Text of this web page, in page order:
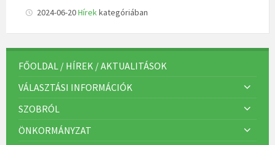
2024-06-20Hírekkategóriában
FŐOLDAL / HÍREK / AKTUALITÁSOK
VÁLASZTÁSI INFORMÁCIÓK
SZOBRÓL
ÖNKORMÁNYZAT